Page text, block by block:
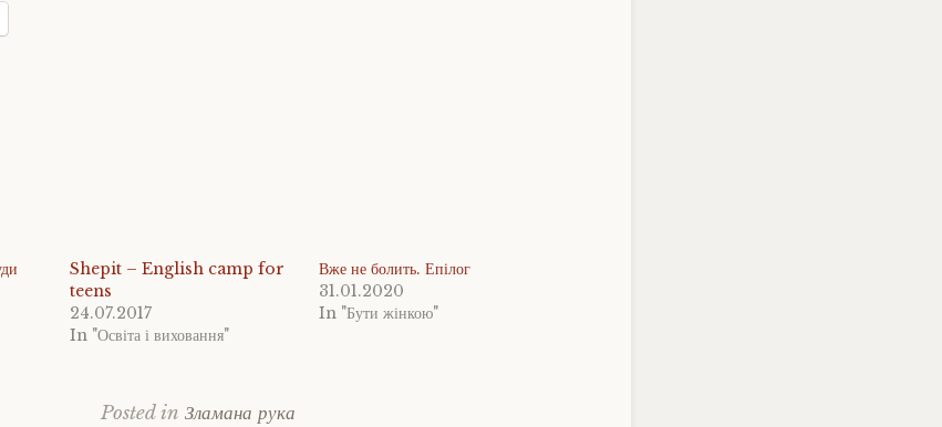
Shepit – English camp for
teens
24.07.2017
In "Освіта і виховання"
Вже не болить. Епілог
31.01.2020
In "Бути жінкою"
Posted in Зламана рука